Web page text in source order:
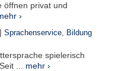
öffnen privat und
›
| Sprachenservice, Bildung
spielerisch
... mehr ›